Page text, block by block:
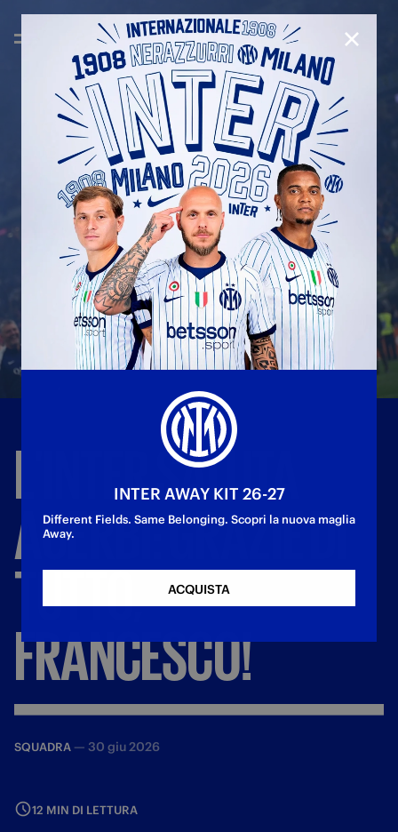
L'INTERSALUTA
ACERBI:GRAZIEDI
TUTTO,
FRANCESCO!
SQUADRA — 30 giu 2026
12 MIN DI LETTURA
INTER AWAY KIT 26-27
Different Fields. Same Belonging. Scopri la nuova maglia
Away.
ACQUISTA